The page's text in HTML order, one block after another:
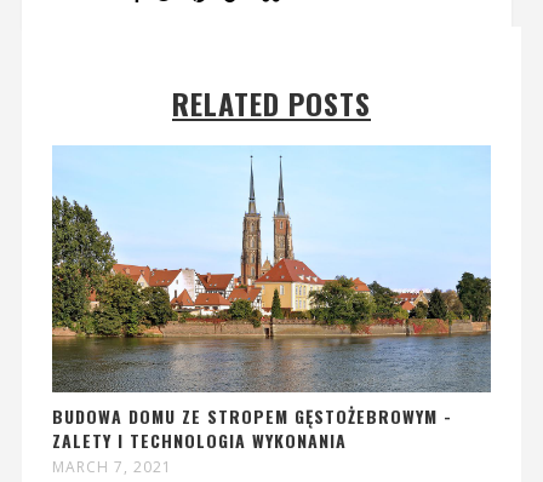
RELATED POSTS
BUDOWA DOMU ZE STROPEM GĘSTOŻEBROWYM -
ZALETY I TECHNOLOGIA WYKONANIA
MARCH 7, 2021